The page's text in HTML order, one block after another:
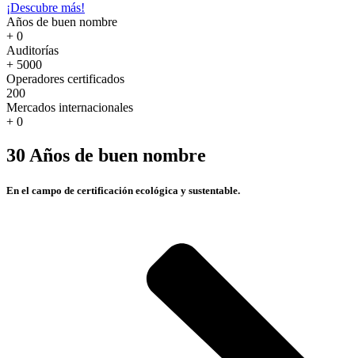
¡Descubre más!
Años de buen nombre
+ 0
Auditorías
+ 5000
Operadores certificados
200
Mercados internacionales
+ 0
30 Años de buen nombre
En el campo de certificación ecológica y sustentable.